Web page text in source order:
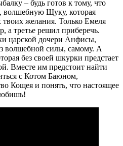
– будь готов к тому, что
волшебную Щуку, которая
желания. Только Емеля
а третье решил приберечь.
царской дочери Анфисы,
волшебной силы, самому. А
без своей шкурки предстает
Вместе им предстоит найти
с Котом Баюном,
Кощея и понять, что настоящее